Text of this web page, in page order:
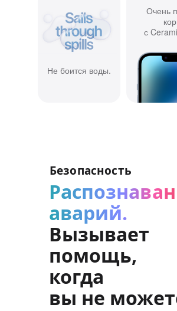
Не боится воды.
Очень
с
Безопасность
аварий.
Вызывает
помощь,
когда
вы не